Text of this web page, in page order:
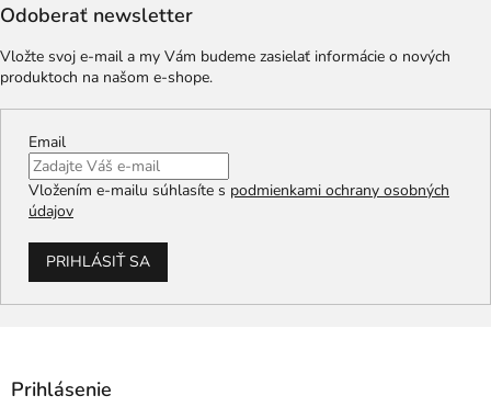
Odoberať newsletter
Vložte svoj e-mail a my Vám budeme zasielať informácie o nových
produktoch na našom e-shope.
Email
Vložením e-mailu súhlasíte s podmienkami ochrany osobných
údajov
PRIHLÁSIŤ SA
Prihlásenie